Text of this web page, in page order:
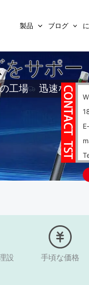
E-
製品 ブログ
サポー
工場 迅速な配達
設
手頃な価格